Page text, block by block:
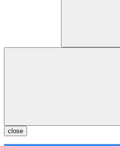
close